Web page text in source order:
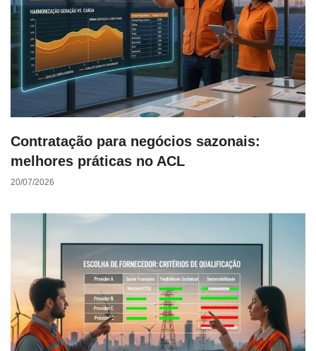
Contratação para negócios sazonais:
melhores práticas no ACL
20/07/2026